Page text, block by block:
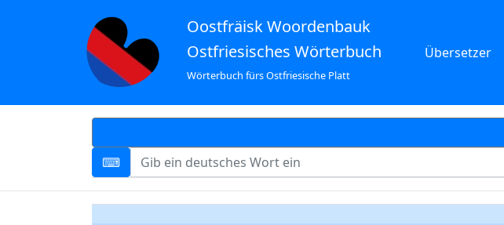
Oostfräisk Woordenbauk
Ostfriesisches Wörterbuch
Wörterbuch fürs Ostfriesische Platt
Übersetzer